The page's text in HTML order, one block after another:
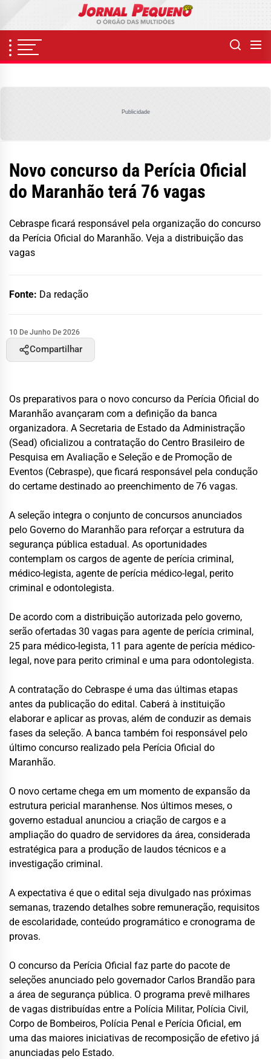
content
Publicidade
Novo concurso da Perícia Oficial
do Maranhão terá 76 vagas
Cebraspe ficará responsável pela organização do concurso
da Perícia Oficial do Maranhão. Veja a distribuição das
vagas
Fonte: Da redação
10 De Junho De 2026
Compartilhar
Os preparativos para o novo concurso da Perícia Oficial do
Maranhão avançaram com a definição da banca
organizadora. A Secretaria de Estado da Administração
(Sead) oficializou a contratação do Centro Brasileiro de
Pesquisa em Avaliação e Seleção e de Promoção de
Eventos (Cebraspe), que ficará responsável pela condução
do certame destinado ao preenchimento de 76 vagas.
A seleção integra o conjunto de concursos anunciados
pelo Governo do Maranhão para reforçar a estrutura da
segurança pública estadual. As oportunidades
contemplam os cargos de agente de perícia criminal,
médico-legista, agente de perícia médico-legal, perito
criminal e odontolegista.
De acordo com a distribuição autorizada pelo governo,
serão ofertadas 30 vagas para agente de perícia criminal,
25 para médico-legista, 11 para agente de perícia médico-
legal, nove para perito criminal e uma para odontolegista.
A contratação do Cebraspe é uma das últimas etapas
antes da publicação do edital. Caberá à instituição
elaborar e aplicar as provas, além de conduzir as demais
fases da seleção. A banca também foi responsável pelo
último concurso realizado pela Perícia Oficial do
Maranhão.
O novo certame chega em um momento de expansão da
estrutura pericial maranhense. Nos últimos meses, o
governo estadual anunciou a criação de cargos e a
ampliação do quadro de servidores da área, considerada
estratégica para a produção de laudos técnicos e a
investigação criminal.
A expectativa é que o edital seja divulgado nas próximas
semanas, trazendo detalhes sobre remuneração, requisitos
de escolaridade, conteúdo programático e cronograma de
provas.
O concurso da Perícia Oficial faz parte do pacote de
seleções anunciado pelo governador Carlos Brandão para
a área de segurança pública. O programa prevê milhares
de vagas distribuídas entre a Polícia Militar, Polícia Civil,
Corpo de Bombeiros, Polícia Penal e Perícia Oficial, em
uma das maiores iniciativas de recomposição de efetivo já
anunciadas pelo Estado.